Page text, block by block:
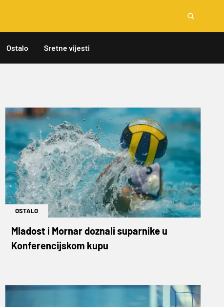
Ostalo Sretne vijesti
OSTALO
Mladost i Mornar doznali suparnike u
Konferencijskom kupu